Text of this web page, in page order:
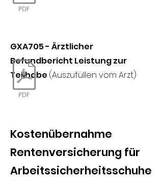
GXA705 - Ärztlicher
Befundbericht Leistung zur
Teilhabe (Auszufüllen vom Arzt)
Kostenübernahme
Rentenversicherung für
Arbeitssicherheitsschuhe